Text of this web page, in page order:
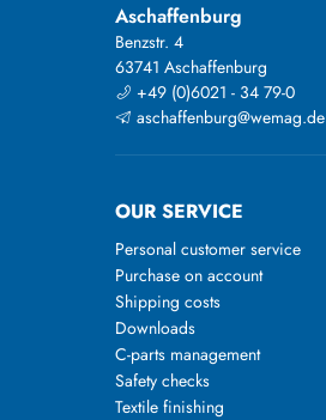
Aschaffenburg
Benzstr. 4
63741 Aschaffenburg
+49 (0)6021 - 34 79-0
aschaffenburg@wemag.de
OUR SERVICE
Personal customer service
Purchase on account
Shipping costs
Downloads
C-parts management
Safety checks
Textile finishing